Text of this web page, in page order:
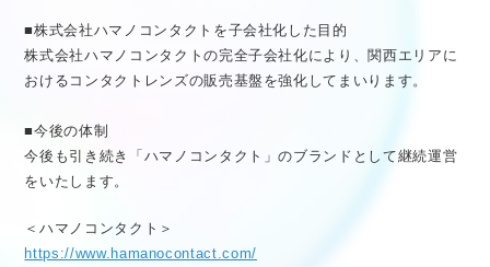
■株式会社ハマノコンタクトを子会社化した目的
株式会社ハマノコンタクトの完全子会社化により、関西エリアに
おけるコンタクトレンズの販売基盤を強化してまいります。
■今後の体制
今後も引き続き「ハマノコンタクト」のブランドとして継続運営
をいたします。
＜ハマノコンタクト＞
https://www.hamanocontact.com/